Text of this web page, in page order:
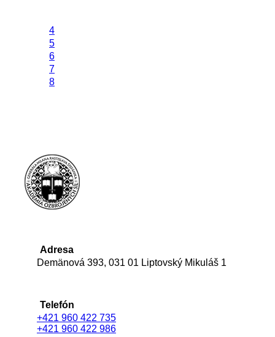
4
5
6
7
8
Adresa
Demänová 393, 031 01 Liptovský Mikuláš 1
Telefón
+421 960 422 735
+421 960 422 986